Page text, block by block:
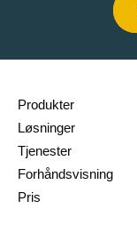
Produkter
Løsninger
Tjenester
Forhåndsvisning
Pris